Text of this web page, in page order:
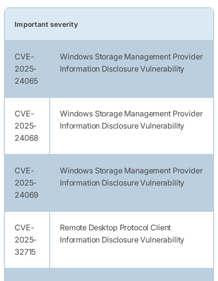
Important severity
CVE-
2025-
24065
Windows Storage Management Provider
Information Disclosure Vulnerability
CVE-
2025-
24068
Windows Storage Management Provider
Information Disclosure Vulnerability
CVE-
2025-
24069
Windows Storage Management Provider
Information Disclosure Vulnerability
CVE-
2025-
32715
Remote Desktop Protocol Client
Information Disclosure Vulnerability